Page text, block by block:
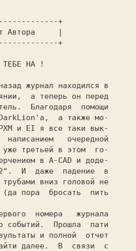
а теперь он перед
а также мо-
и EI я все таки вык-
очередной
уже третьей в этом  го-
в А-CAD и доде-
И  даже  падение  в
вниз головой не
(да пора  бросать  пить
событий.  Прошла  пати
далее.  В  связи  с